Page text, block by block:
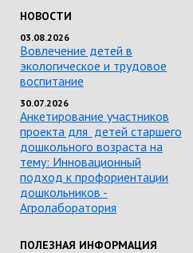
НОВОСТИ
03.08.2026
Вовлечение детей в
экологическое и трудовое
воспитание
30.07.2026
Анкетирование участников
проекта для детей старшего
дошкольного возраста на
тему: Инновационный
подход к профориентации
дошкольников -
Агролаборатория
ПОЛЕЗНАЯ ИНФОРМАЦИЯ